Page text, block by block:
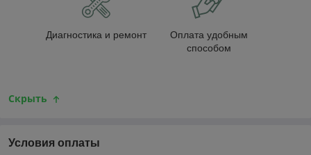
Диагностика и ремонт
Оплата удобным
способом
Скрыть
Условия оплаты